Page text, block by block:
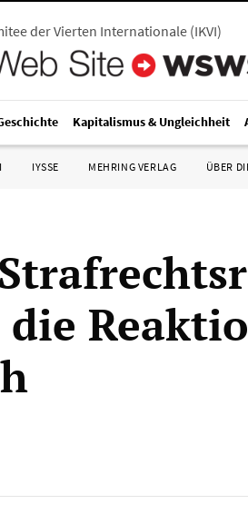
der Vierten Internationale(IKVI)
Kapitalismus & Ungleichheit
IYSSE MEHRING VERLAG ÜBER